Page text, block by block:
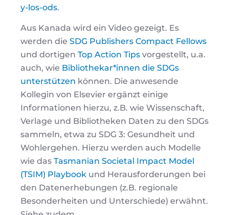
y-los-ods.
Aus Kanada wird ein Video gezeigt. Es
werden die SDG Publishers Compact Fellows
und dortigen Top Action Tips vorgestellt, u.a.
auch, wie Bibliothekar*innen die SDGs
unterstützen können. Die anwesende
Kollegin von Elsevier ergänzt einige
Informationen hierzu, z.B. wie Wissenschaft,
Verlage und Bibliotheken Daten zu den SDGs
sammeln, etwa zu SDG 3: Gesundheit und
Wohlergehen. Hierzu werden auch Modelle
wie das Tasmanian Societal Impact Model
(TSIM) Playbook und Herausforderungen bei
den Datenerhebungen (z.B. regionale
Besonderheiten und Unterschiede) erwähnt.